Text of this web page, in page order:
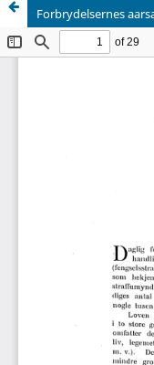
Forbrydelsernes